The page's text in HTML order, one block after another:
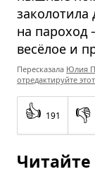
заколотила
на пароход
весёлое и
Пересказала Юлия
отредактируйте
👍 191 👎